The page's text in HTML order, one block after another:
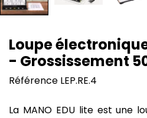
Loupe
- Grossissement
Référence LEP.RE.4
La MANO EDU lite est une